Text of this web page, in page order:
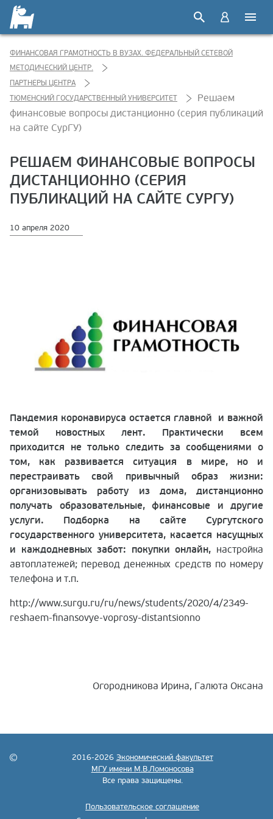
ФИНАНСОВАЯ ГРАМОТНОСТЬ В ВУЗАХ. ФЕДЕРАЛЬНЫЙ СЕТЕВОЙ
МЕТОДИЧЕСКИЙ ЦЕНТР.
ПАРТНЕРЫ ЦЕНТРА
ТЮМЕНСКИЙ ГОСУДАРСТВЕННЫЙ УНИВЕРСИТЕТ
Решаем
финансовые вопросы дистанционно (серия публикаций
на сайте СурГУ)
РЕШАЕМ ФИНАНСОВЫЕ ВОПРОСЫ
ДИСТАНЦИОННО (СЕРИЯ
ПУБЛИКАЦИЙ НА САЙТЕ СУРГУ)
10 апреля 2020
Пандемия коронавируса остается главной и важной
темой новостных лент. Практически всем
приходится не только следить за сообщениями о
том, как развивается ситуация в мире, но и
перестраивать свой привычный образ жизни:
организовывать работу из дома, дистанционно
получать образовательные, финансовые и другие
услуги. Подборка на сайте Сургутского
государственного университета, касается насущных
и каждодневных забот: покупки онлайн, настройка
автоплатежей; перевод денежных средств по номеру
телефона и т.п.
http://www.surgu.ru/ru/news/students/2020/4/2349-
reshaem-finansovye-voprosy-distantsionno
Огородникова Ирина, Галюта Оксана
2016-2026 Экономический факультет
МГУ имени М.В.Ломоносова
Все права защищены.
Пользовательское соглашение